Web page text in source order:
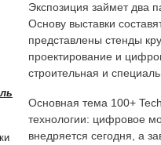
Экспозиция займет два
Основу выставки
представлены стенды
проектирование и
строительная и
Основная тема 100+
технологии: цифровое
внедряется сегодня, а